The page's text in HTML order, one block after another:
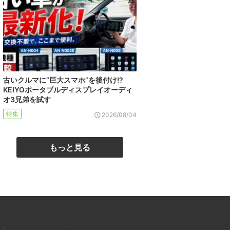
古いクルマに“巨大スマホ”を後付け!?
KEIYOポータブルディスプレイオーディ
オ3兄弟を試す
特集 2026/08/04
もっと見る